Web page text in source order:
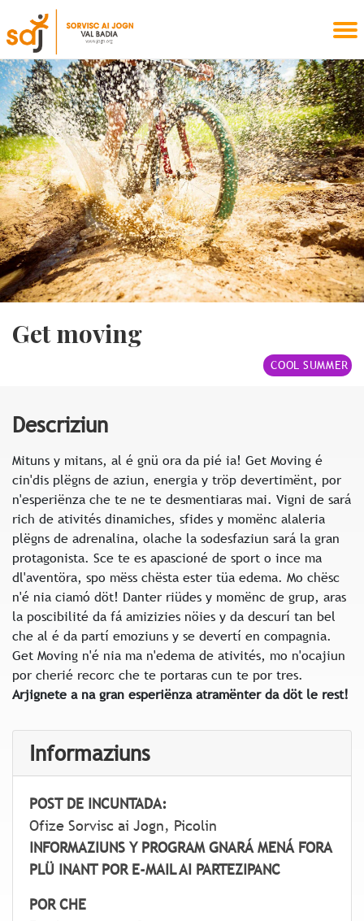
Get moving
COOL SUMMER
Descriziun
Mituns y mitans, al é gnü ora da pié ia! Get Moving é
cin'dis plëgns de aziun, energia y tröp devertimënt, por
n'esperiënza che te ne te desmentiaras mai. Vigni de sará
rich de ativités dinamiches, sfides y momënc alaleria
plëgns de adrenalina, olache la sodesfaziun sará la gran
protagonista. Sce te es apascioné de sport o ince ma
dl'aventöra, spo mëss chësta ester tüa edema. Mo chësc
n'é nia ciamó döt! Danter riüdes y momënc de grup, aras
la poscibilité da fá amizizies nöies y da descurí tan bel
che al é da partí emoziuns y se devertí en compagnia.
Get Moving n'é nia ma n'edema de ativités, mo n'ocajiun
por cherié recorc che te portaras cun te por tres.
Arjignete a na gran esperiënza atramënter da döt le rest!
Informaziuns
POST DE INCUNTADA:
Ofize Sorvisc ai Jogn, Picolin
INFORMAZIUNS Y PROGRAM GNARÁ MENÁ FORA
PLÜ INANT POR E-MAIL AI PARTEZIPANC
POR CHE